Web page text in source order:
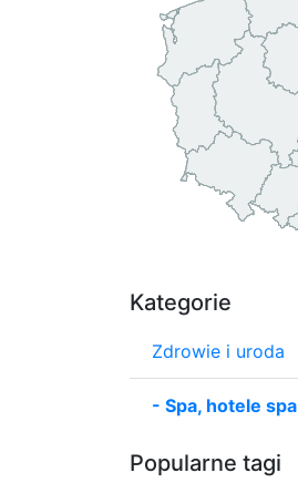
Kategorie
Zdrowie i uroda
- Spa, hotele spa
Popularne tagi